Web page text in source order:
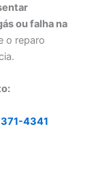
ou falha na
o reparo
4341